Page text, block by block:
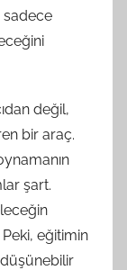
sadece
değil,
bir araç.
şart.
eğitimin